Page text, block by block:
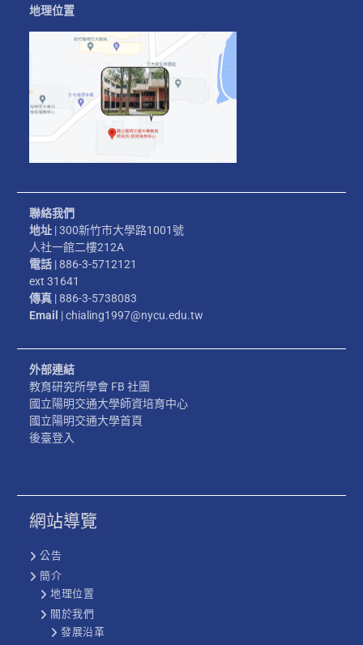
地理位置
聯絡我們
地址 | 300新竹市大學路1001號
人社一館二樓212A
電話 | 886-3-5712121
ext 31641
傳真 | 886-3-5738083
Email | chialing1997@nycu.edu.tw
外部連結
教育研究所學會 FB 社團
國立陽明交通大學師資培育中心
國立陽明交通大學首頁
後臺登入
網站導覽
公告
簡介
地理位置
關於我們
發展沿革